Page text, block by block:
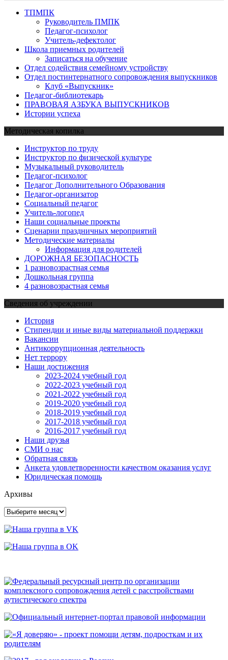
ТПМПК
Руководитель ПМПК
Педагог-психолог
Учитель-дефектолог
Школа приемных родителей
Записаться на обучение
Отдел содействия семейному устройству
Отдел постинтернатного сопровождения выпускников
Клуб «Выпускник»
Педагог-библиотекарь
ПРАВОВАЯ АЗБУКА ВЫПУСКНИКОВ
Истории успеха
Методическая копилка
Инструктор по труду
Инструктор по физической культуре
Музыкальный руководитель
Педагог-психолог
Педагог Дополнительного Образования
Педагог-организатор
Социальный педагог
Учитель-логопед
Наши социальные проекты
Сценарии праздничных мероприятий
Методические материалы
Информация для родителей
ДОРОЖНАЯ БЕЗОПАСНОСТЬ
1 разновозрастная семья
Дошкольная группа
4 разновозрастная семья
Сведения об учреждении
История
Стипендии и иные виды материальной поддержки
Вакансии
Антикоррупционная деятельность
Нет террору
Наши достижения
2023-2024 учебный год
2022-2023 учебный год
2021-2022 учебный год
2019-2020 учебный год
2018-2019 учебный год
2017-2018 учебный год
2016-2017 учебный год
Наши друзья
СМИ о нас
Обратная связь
Анкета удовлетворенности качеством оказания услуг
Юридическая помощь
Архивы
Архивы